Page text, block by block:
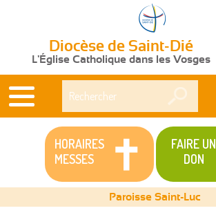
Diocèse de Saint-Dié
L'Église Catholique dans les Vosges
HORAIRES
MESSES
FAIRE UN
DON
Paroisse Saint-Luc